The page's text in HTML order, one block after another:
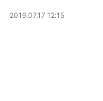
2019.07.17 12:15